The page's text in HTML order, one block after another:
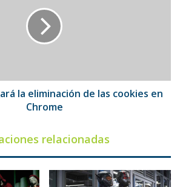
la eliminación de las cookies en
Chrome
relacionadas